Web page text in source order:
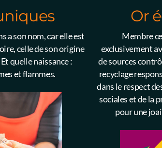
a son nom, car elle est
celle de son origine
quelle naissance :
et flammes.
Or
Membre
exclusivement
de sources
recyclage
dans le respect
sociales et de la
pour une